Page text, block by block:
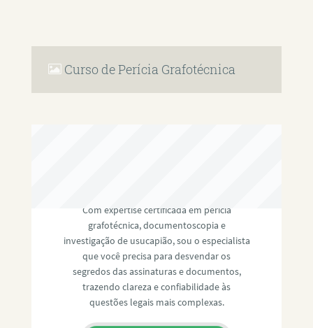
Curso de Perícia Grafotécnica
Com expertise certificada em perícia
grafotécnica, documentoscopia e
investigação de usucapião, sou o especialista
que você precisa para desvendar os
segredos das assinaturas e documentos,
trazendo clareza e confiabilidade às
questões legais mais complexas.